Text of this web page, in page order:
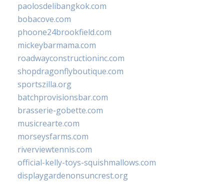
paolosdelibangkok.com
bobacove.com
phoone24brookfield.com
mickeybarmama.com
roadwayconstructioninc.com
shopdragonflyboutique.com
sportszilla.org
batchprovisionsbar.com
brasserie-gobette.com
musicrearte.com
morseysfarms.com
riverviewtennis.com
official-kelly-toys-squishmallows.com
displaygardenonsuncrest.org